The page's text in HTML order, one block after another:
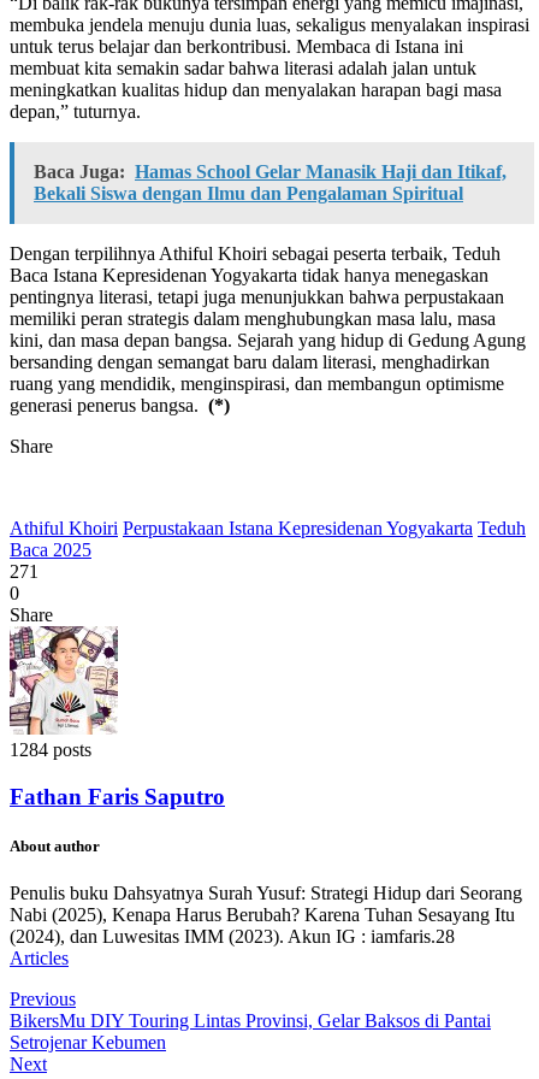
membuka jendela menuju dunia luas, sekaligus menyalakan inspirasi
untuk terus belajar dan berkontribusi. Membaca di Istana ini
membuat kita semakin sadar bahwa literasi adalah jalan untuk
meningkatkan kualitas hidup dan menyalakan harapan bagi masa
depan,” tuturnya.
Baca Juga: Hamas School Gelar Manasik Haji dan Itikaf,
Bekali Siswa dengan Ilmu dan Pengalaman Spiritual
Dengan terpilihnya Athiful Khoiri sebagai peserta terbaik, Teduh
Baca Istana Kepresidenan Yogyakarta tidak hanya menegaskan
pentingnya literasi, tetapi juga menunjukkan bahwa perpustakaan
memiliki peran strategis dalam menghubungkan masa lalu, masa
kini, dan masa depan bangsa. Sejarah yang hidup di Gedung Agung
bersanding dengan semangat baru dalam literasi, menghadirkan
ruang yang mendidik, menginspirasi, dan membangun optimisme
generasi penerus bangsa. (*)
Share
Athiful Khoiri Perpustakaan Istana Kepresidenan Yogyakarta Teduh
Baca 2025
271
0
Share
1284 posts
Fathan Faris Saputro
About author
Penulis buku Dahsyatnya Surah Yusuf: Strategi Hidup dari Seorang
Nabi (2025), Kenapa Harus Berubah? Karena Tuhan Sesayang Itu
(2024), dan Luwesitas IMM (2023). Akun IG : iamfaris.28
Articles
Previous
BikersMu DIY Touring Lintas Provinsi, Gelar Baksos di Pantai
Setrojenar Kebumen
Next